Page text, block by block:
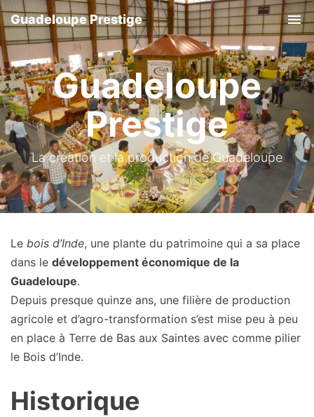
Guadeloupe Prestige
Guadeloupe
Prestige
La création et la production de Guadeloupe
Le bois d’Inde, une plante du patrimoine qui a sa place
dans le développement économique de la
Guadeloupe.
Depuis presque quinze ans, une filière de production
agricole et d’agro-transformation s’est mise peu à peu
en place à Terre de Bas aux Saintes avec comme pilier
le Bois d’Inde.
Historique